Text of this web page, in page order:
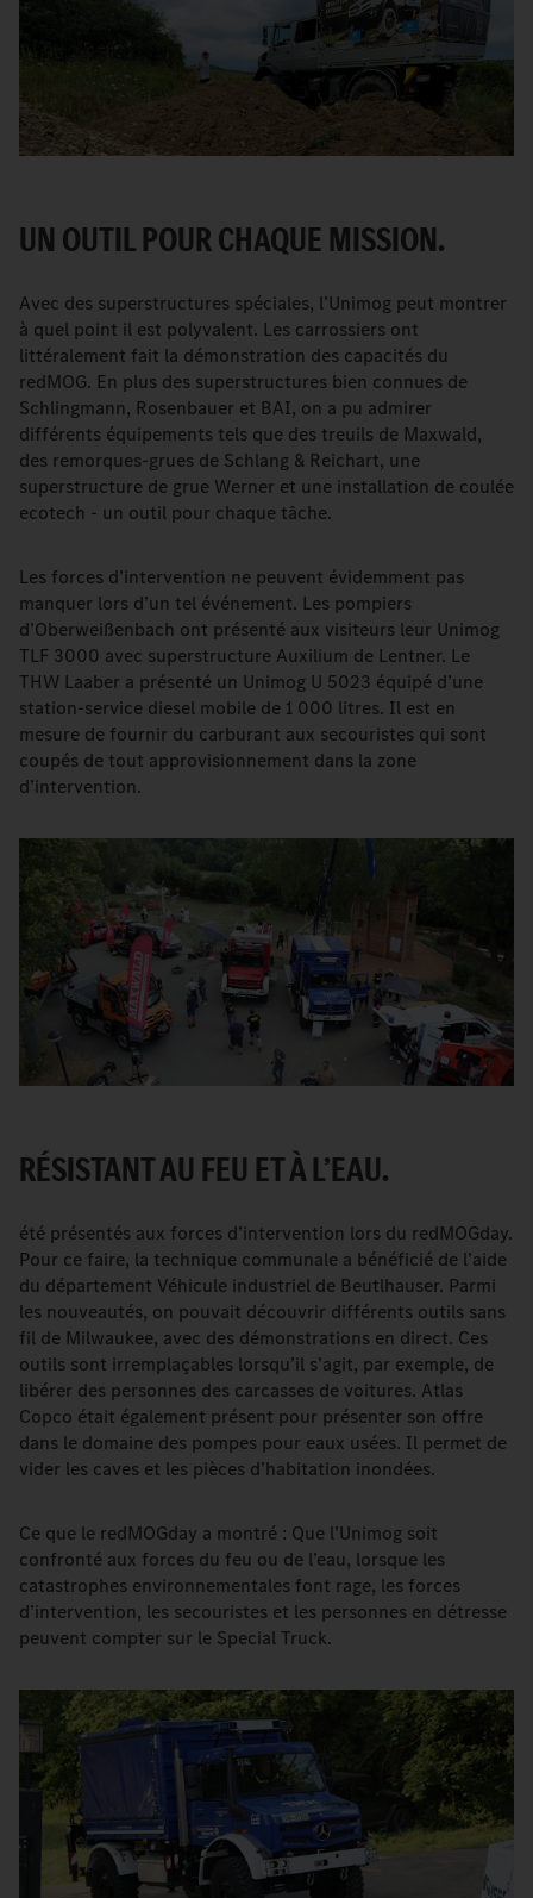
UN OUTIL POUR CHAQUE MISSION.
Avec des superstructures spéciales, l’Unimog peut montrer
à quel point il est polyvalent. Les carrossiers ont
littéralement fait la démonstration des capacités du
redMOG. En plus des superstructures bien connues de
Schlingmann, Rosenbauer et BAI, on a pu admirer
différents équipements tels que des treuils de Maxwald,
des remorques-grues de Schlang & Reichart, une
superstructure de grue Werner et une installation de coulée
ecotech - un outil pour chaque tâche.
Les forces d’intervention ne peuvent évidemment pas
manquer lors d’un tel événement. Les pompiers
d’Oberweißenbach ont présenté aux visiteurs leur Unimog
TLF 3000 avec superstructure Auxilium de Lentner. Le
THW Laaber a présenté un Unimog U 5023 équipé d’une
station-service diesel mobile de 1 000 litres. Il est en
mesure de fournir du carburant aux secouristes qui sont
coupés de tout approvisionnement dans la zone
d’intervention.
RÉSISTANT AU FEU ET À L’EAU.
été présentés aux forces d’intervention lors du redMOGday.
Pour ce faire, la technique communale a bénéficié de l’aide
du département Véhicule industriel de Beutlhauser. Parmi
les nouveautés, on pouvait découvrir différents outils sans
fil de Milwaukee, avec des démonstrations en direct. Ces
outils sont irremplaçables lorsqu’il s’agit, par exemple, de
libérer des personnes des carcasses de voitures. Atlas
Copco était également présent pour présenter son offre
dans le domaine des pompes pour eaux usées. Il permet de
vider les caves et les pièces d’habitation inondées.
Ce que le redMOGday a montré : Que l’Unimog soit
confronté aux forces du feu ou de l’eau, lorsque les
catastrophes environnementales font rage, les forces
d’intervention, les secouristes et les personnes en détresse
peuvent compter sur le Special Truck.